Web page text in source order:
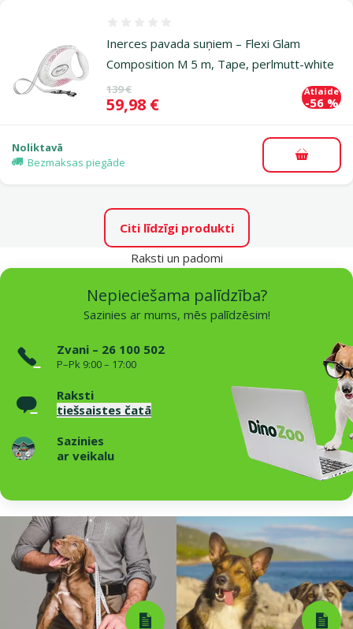
Inerces pavada suņiem – Flexi Glam
Composition M 5 m, Tape, perlmutt-white
Oriģinālā cena
139 €
Cena
59,98 €
Atlaide
-56 %
Noliktavā
Bezmaksas piegāde
Citi līdzīgi produkti
Raksti un padomi
Nepieciešama palīdzība?
Sazinies ar mums, mēs palīdzēsim!
Zvani – 26 100 502
P–Pk 9:00 – 17:00
Raksti
tiešsaistes čatā
Sazinies
ar veikalu